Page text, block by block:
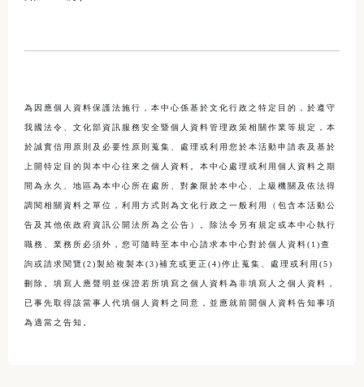
為因應個人資料保護法施行，本中心係基於文化行政之特定目的，於遵守
我國法令、文化部資訊服務安全暨個人資料管理政策相關作業等規定，本
於誠實信用原則及必要性原則蒐集、處理或利用您於本活動申請表及基於
上開特定目的與本中心往來之個人資料。本中心處理或利用個人資料之期
間為永久、地區為本中心所在處所、對象限於本中心、上級機關及依法得
調閱相關資料之單位，利用方式則為文化行政之一般利用（包含本活動公
告及其他依政府資訊公開法所為之公告）。除法令另有規定或本中心執行
職務、業務所必須外，您可隨時至本中心請求本中心對於個人資料(1)查
詢或請求閱覽(2)製給複製本(3)補充或更正(4)停止蒐集、處理或利用(5)
刪除。填寫人應聲明並保證若所填寫之個人資料為非填寫人之個人資料，
已事先取得該當事人代填個人資料之同意，並應就前開個人資料告知事項
為適當之告知。